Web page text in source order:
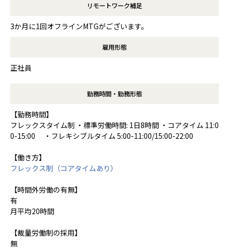
リモートワーク補足
3か月に1回オフラインMTGがございます。
雇用形態
正社員
勤務時間・勤務形態
【勤務時間】
フレックスタイム制 ・標準労働時間: 1日8時間 ・コアタイム 11:0
0-15:00 ・フレキシブルタイム 5:00-11:00/15:00-22:00
【働き方】
フレックス制（コアタイムあり）
【時間外労働の有無】
有
月平均20時間
【裁量労働制の採用】
無